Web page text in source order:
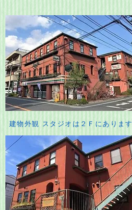
建物外観 スタジオは２Ｆにあります